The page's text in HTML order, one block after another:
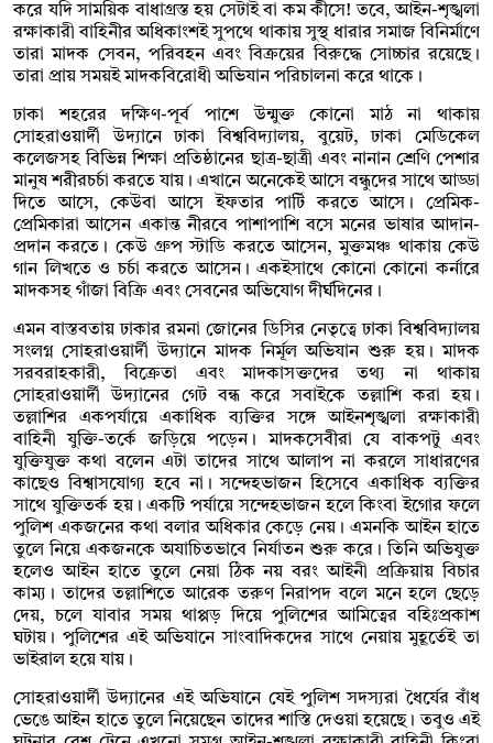
করে যদি সাময়িক বাধাগ্রস্ত হয় সেটাই বা কম কীসে! তবে, আইন-শৃঙ্খলা
রক্ষাকারী বাহিনীর অধিকাংশই সুপথে থাকায় সুস্থ ধারার সমাজ বিনির্মাণে
তারা মাদক সেবন, পরিবহন এবং বিক্রয়ের বিরুদ্ধে সোচ্চার রয়েছে।
তারা প্রায় সময়ই মাদকবিরোধী অভিযান পরিচালনা করে থাকে।
ঢাকা শহরের দক্ষিণ-পূর্ব পাশে উন্মুক্ত কোনো মাঠ না থাকায়
সোহরাওয়ার্দী উদ্যানে ঢাকা বিশ্ববিদ্যালয়, বুয়েট, ঢাকা মেডিকেল
কলেজসহ বিভিন্ন শিক্ষা প্রতিষ্ঠানের ছাত্র-ছাত্রী এবং নানান শ্রেণি পেশার
মানুষ শরীরচর্চা করতে যায়। এখানে অনেকেই আসে বন্ধুদের সাথে আড্ডা
দিতে আসে, কেউবা আসে ইফতার পার্টি করতে আসে। প্রেমিক-
প্রেমিকারা আসেন একান্ত নীরবে পাশাপাশি বসে মনের ভাষার আদান-
প্রদান করতে। কেউ গ্রুপ স্টাডি করতে আসেন, মুক্তমঞ্চ থাকায় কেউ
গান লিখতে ও চর্চা করতে আসেন। একইসাথে কোনো কোনো কর্নারে
মাদকসহ গাঁজা বিক্রি এবং সেবনের অভিযোগ দীর্ঘদিনের।
এমন বাস্তবতায় ঢাকার রমনা জোনের ডিসির নেতৃত্বে ঢাকা বিশ্ববিদ্যালয়
সংলগ্ন সোহরাওয়ার্দী উদ্যানে মাদক নির্মূল অভিযান শুরু হয়। মাদক
সরবরাহকারী, বিক্রেতা এবং মাদকাসক্তদের তথ্য না থাকায়
সোহরাওয়ার্দী উদ্যানের গেট বন্ধ করে সবাইকে তল্লাশি করা হয়।
তল্লাশির একপর্যায়ে একাধিক ব্যক্তির সঙ্গে আইনশৃঙ্খলা রক্ষাকারী
বাহিনী যুক্তি-তর্কে জড়িয়ে পড়েন। মাদকসেবীরা যে বাকপটু এবং
যুক্তিযুক্ত কথা বলেন এটা তাদের সাথে আলাপ না করলে সাধারণের
কাছেও বিশ্বাসযোগ্য হবে না। সন্দেহভাজন হিসেবে একাধিক ব্যক্তির
সাথে যুক্তিতর্ক হয়। একটি পর্যায়ে সন্দেহভাজন হলে কিংবা ইগোর ফলে
পুলিশ একজনের কথা বলার অধিকার কেড়ে নেয়। এমনকি আইন হাতে
তুলে নিয়ে একজনকে অযাচিতভাবে নির্যাতন শুরু করে। তিনি অভিযুক্ত
হলেও আইন হাতে তুলে নেয়া ঠিক নয় বরং আইনী প্রক্রিয়ায় বিচার
কাম্য। তাদের তল্লাশিতে আরেক তরুণ নিরাপদ বলে মনে হলে ছেড়ে
দেয়, চলে যাবার সময় থাপ্পড় দিয়ে পুলিশের আমিত্বের বহিঃপ্রকাশ
ঘটায়। পুলিশের এই অভিযানে সাংবাদিকদের সাথে নেয়ায় মুহূর্তেই তা
ভাইরাল হয়ে যায়।
সোহরাওয়ার্দী উদ্যানের এই অভিযানে যেই পুলিশ সদস্যরা ধৈর্যের বাঁধ
ভেঙে আইন হাতে তুলে নিয়েছেন তাদের শাস্তি দেওয়া হয়েছে। তবুও এই